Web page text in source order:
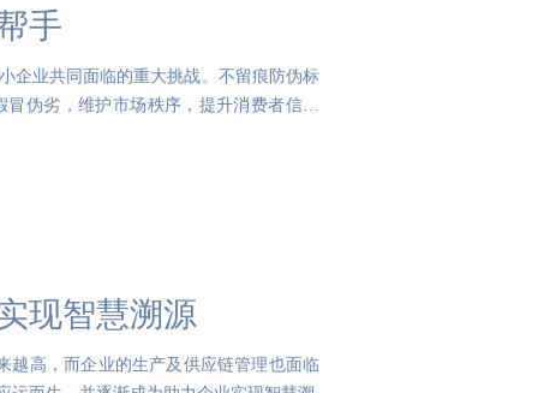
手
企业共同面临的重大挑战。不留痕防伪标
伪劣，维护市场秩序，提升消费者信任
现智慧溯源
越高，而企业的生产及供应链管理也面临